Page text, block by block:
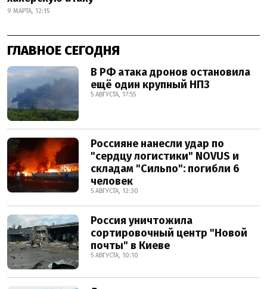
9 МАРТА, 12:15
ГЛАВНОЕ СЕГОДНЯ
В РФ атака дронов остановила
ещё один крупный НПЗ
5 АВГУСТА, 17:55
Россияне нанесли удар по
"сердцу логистики" NOVUS и
складам "Сильпо": погибли 6
человек
5 АВГУСТА, 12:30
Россия уничтожила
сортировочный центр "Новой
почты" в Киеве
5 АВГУСТА, 10:10